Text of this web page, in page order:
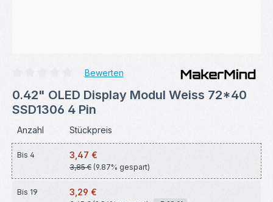
Bewerten
0.42" OLED Display Modul Weiss 72*40
SSD1306 4 Pin
Anzahl Stückpreis
Bis 4 3,47 €
3,85 € (9.87% gespart)
Bis 19 3,29 €